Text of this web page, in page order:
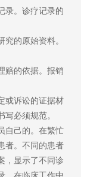
。诊疗记录的
的原始资料。
的依据。报销
诉讼的证据材
必须规范。
己的。在繁忙
者。不同的患者
，显示了不同诊